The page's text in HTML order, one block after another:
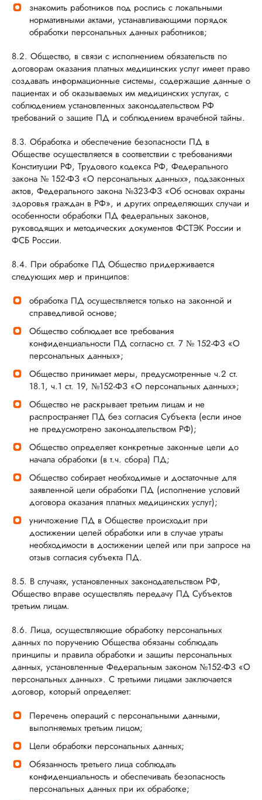
знакомить работников под роспись с локальными
нормативными актами, устанавливающими порядок
обработки персональных данных работников;
8.2. Общество, в связи с исполнением обязательств по
договорам оказания платных медицинских услуг имеет право
создавать информационные системы, содержащие данные о
пациентах и об оказываемых им медицинских услугах, с
соблюдением установленных законодательством РФ
требований о защите ПД и соблюдением врачебной тайны.
8.3. Обработка и обеспечение безопасности ПД в
Обществе осуществляется в соответствии с требованиями
Конституции РФ, Трудового кодекса РФ, Федерального
закона № 152-ФЗ «О персональных данных», подзаконных
актов, Федерального закона №323-ФЗ «Об основах охраны
здоровья граждан в РФ», и других определяющих случаи и
особенности обработки ПД федеральных законов,
руководящих и методических документов ФСТЭК России и
ФСБ России.
8.4. При обработке ПД Общество придерживается
следующих мер и принципов:
обработка ПД осуществляется только на законной и
справедливой основе;
Общество соблюдает все требования
конфиденциальности ПД согласно ст. 7 № 152-ФЗ «О
персональных данных»;
Общество принимает меры, предусмотренные ч.2 ст.
18.1, ч.1 ст. 19, №152-ФЗ «О персональных данных»;
Общество не раскрывает третьим лицам и не
распространяет ПД без согласия Субъекта (если иное
не предусмотрено законодательством РФ);
Общество определяет конкретные законные цели до
начала обработки (в т.ч. сбора) ПД;
Общество собирает необходимые и достаточные для
заявленной цели обработки ПД (исполнение условий
договора оказания платных медицинских услуг);
уничтожение ПД в Обществе происходит при
достижении целей обработки или в случае утраты
необходимости в достижении целей или при запросе на
отзыв согласия субъекта ПД.
8.5. В случаях, установленных законодательством РФ,
Общество вправе осуществлять передачу ПД Субъектов
третьим лицам.
8.6. Лица, осуществляющие обработку персональных
данных по поручению Общества обязаны соблюдать
принципы и правила обработки и защиты персональных
данных, установленные Федеральным законом №152-ФЗ «О
персональных данных». С третьими лицами заключается
договор, который определяет:
Перечень операций с персональными данными,
выполняемых третьим лицом;
Цели обработки персональных данных;
Обязанность третьего лица соблюдать
конфиденциальность и обеспечивать безопасность
персональных данных при их обработке;